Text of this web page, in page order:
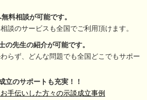
無料相談が可能です。
談のサービスも全国でご利用頂けます。
の先生の紹介が可能です。
らず、どんな問題でも全国どこでもサポー
立のサポートも充実！！
手伝いした方々の示談成立事例